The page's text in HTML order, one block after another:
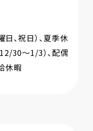
、祝日）、夏季休
30～1/3）、配偶
休暇